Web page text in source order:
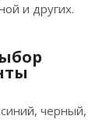
и других.
черный,